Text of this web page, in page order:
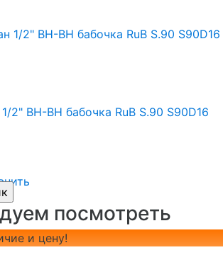
2" ВН-ВН бабочка RuB S.90 S90D16
посмотреть
и цену!